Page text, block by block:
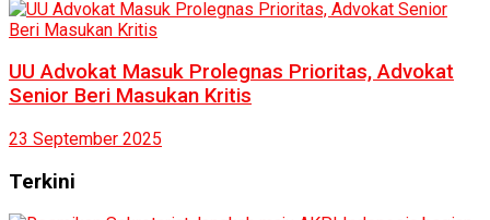
UU Advokat Masuk Prolegnas Prioritas, Advokat
Senior Beri Masukan Kritis
23 September 2025
Terkini